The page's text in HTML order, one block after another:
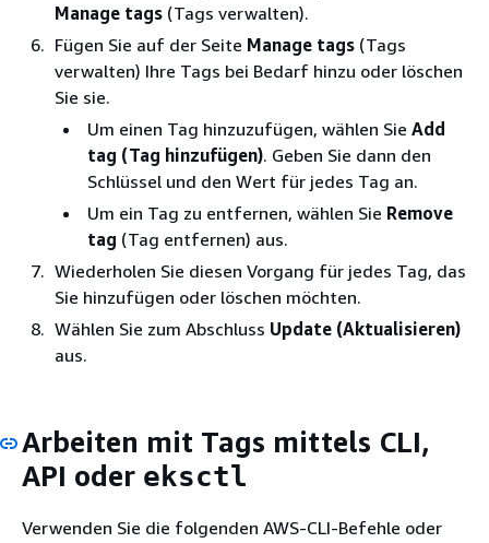
Manage tags (Tags verwalten).
Fügen Sie auf der Seite Manage tags (Tags
verwalten) Ihre Tags bei Bedarf hinzu oder löschen
Sie sie.
Um einen Tag hinzuzufügen, wählen Sie Add
tag (Tag hinzufügen). Geben Sie dann den
Schlüssel und den Wert für jedes Tag an.
Um ein Tag zu entfernen, wählen Sie Remove
tag (Tag entfernen) aus.
Wiederholen Sie diesen Vorgang für jedes Tag, das
Sie hinzufügen oder löschen möchten.
Wählen Sie zum Abschluss Update (Aktualisieren)
aus.
Arbeiten mit Tags mittels CLI,
API oder eksctl
Verwenden Sie die folgenden AWS-CLI-Befehle oder